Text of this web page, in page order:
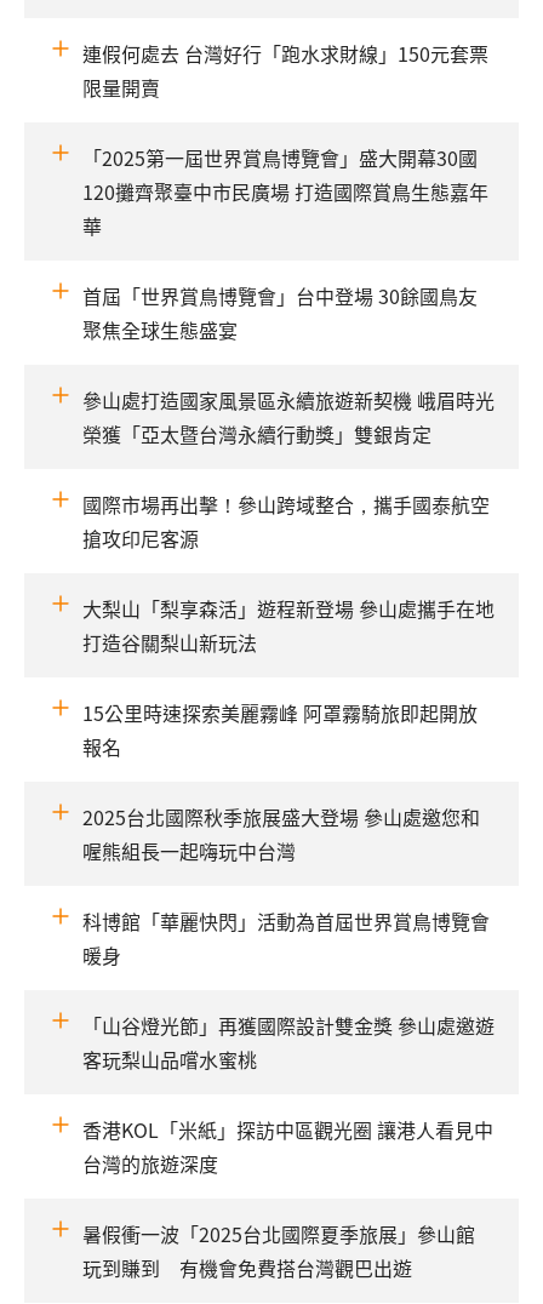
連假何處去 台灣好行「跑水求財線」150元套票
限量開賣
「2025第一屆世界賞鳥博覽會」盛大開幕30國
120攤齊聚臺中市民廣場 打造國際賞鳥生態嘉年
華
首屆「世界賞鳥博覽會」台中登場 30餘國鳥友
聚焦全球生態盛宴
參山處打造國家風景區永續旅遊新契機 峨眉時光
榮獲「亞太暨台灣永續行動獎」雙銀肯定
國際市場再出擊！參山跨域整合，攜手國泰航空
搶攻印尼客源
大梨山「梨享森活」遊程新登場 參山處攜手在地
打造谷關梨山新玩法
15公里時速探索美麗霧峰 阿罩霧騎旅即起開放
報名
2025台北國際秋季旅展盛大登場 參山處邀您和
喔熊組長一起嗨玩中台灣
科博館「華麗快閃」活動為首屆世界賞鳥博覽會
暖身
「山谷燈光節」再獲國際設計雙金獎 參山處邀遊
客玩梨山品嚐水蜜桃
香港KOL「米紙」探訪中區觀光圈 讓港人看見中
台灣的旅遊深度
暑假衝一波「2025台北國際夏季旅展」參山館
玩到賺到 有機會免費搭台灣觀巴出遊